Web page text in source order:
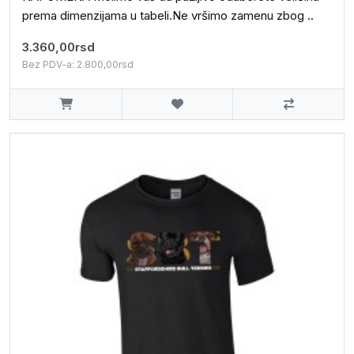
prema dimenzijama u tabeli.Ne vršimo zamenu zbog ..
3.360,00rsd
Bez PDV-a: 2.800,00rsd